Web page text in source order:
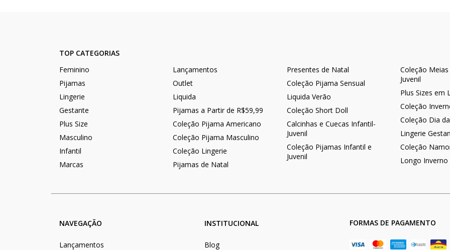
TOP CATEGORIAS
Feminino
Pijamas
Lingerie
Gestante
Plus Size
Masculino
Infantil
Marcas
Lançamentos
Outlet
Liquida
Pijamas a Partir de R$59,99
Coleção Pijama Americano
Coleção Pijama Masculino
Coleção Lingerie
Pijamas de Natal
Presentes de Natal
Coleção Pijama Sensual
Liquida Verão
Coleção Short Doll
Calcinhas e Cuecas Infantil-
Juvenil
Coleção Pijamas Infantil e
Juvenil
Coleção
Juvenil
Plus Sizes em
Coleção
Coleção Dia
Lingerie
Coleção
Longo Inverno
NAVEGAÇÃO
Lançamentos
INSTITUCIONAL
Blog
FORMAS DE PAGAMENTO